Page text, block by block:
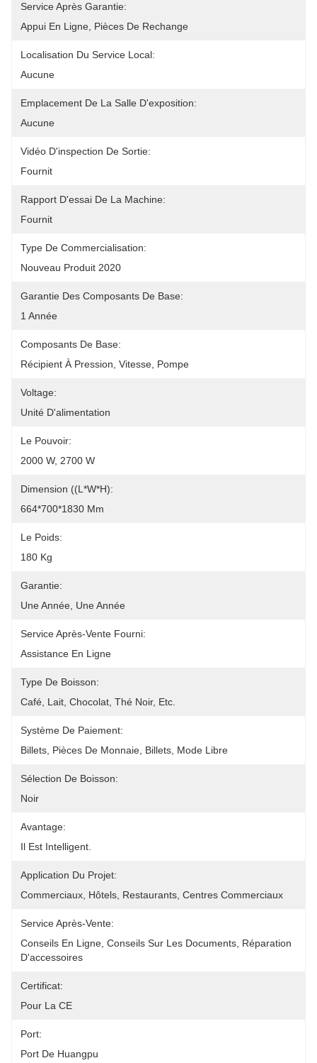
Service Après Garantie:
Appui En Ligne, Pièces De Rechange
Localisation Du Service Local:
Aucune
Emplacement De La Salle D'exposition:
Aucune
Vidéo D'inspection De Sortie:
Fournit
Rapport D'essai De La Machine:
Fournit
Type De Commercialisation:
Nouveau Produit 2020
Garantie Des Composants De Base:
1 Année
Composants De Base:
Récipient À Pression, Vitesse, Pompe
Voltage:
Unité D'alimentation
Le Pouvoir:
2000 W, 2700 W
Dimension ((L*W*H):
664*700*1830 Mm
Le Poids:
180 Kg
Garantie:
Une Année, Une Année
Service Après-Vente Fourni:
Assistance En Ligne
Type De Boisson:
Café, Lait, Chocolat, Thé Noir, Etc.
Système De Paiement:
Billets, Pièces De Monnaie, Billets, Mode Libre
Sélection De Boisson:
Noir
Avantage:
Il Est Intelligent.
Application Du Projet:
Commerciaux, Hôtels, Restaurants, Centres Commerciaux
Service Après-Vente:
Conseils En Ligne, Conseils Sur Les Documents, Réparation
D'accessoires
Certificat:
Pour La CE
Port:
Port De Huangpu